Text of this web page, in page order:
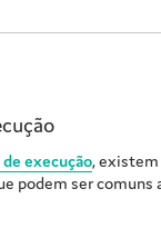
execução,
podem ser comuns